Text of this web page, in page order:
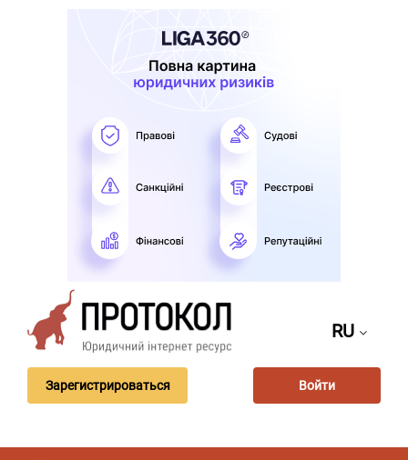
RU
Зарегистрироваться Войти